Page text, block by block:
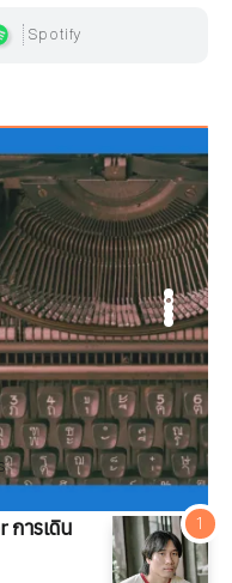
Spotify
ดี ชุมจุล 255 Views
า เนียมละมูล
ษ์ วิมลรัตน์ 168 Views
Authors 500 Views
การเดิน